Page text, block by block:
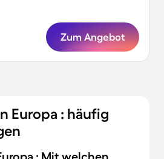
Zum Angebot
Europa : häufig